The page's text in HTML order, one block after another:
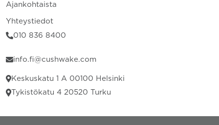
Ajankohtaista
Yhteystiedot
010 836 8400
info.fi@cushwake.com
Keskuskatu 1 A 00100 Helsinki
Tykistökatu 4 20520 Turku